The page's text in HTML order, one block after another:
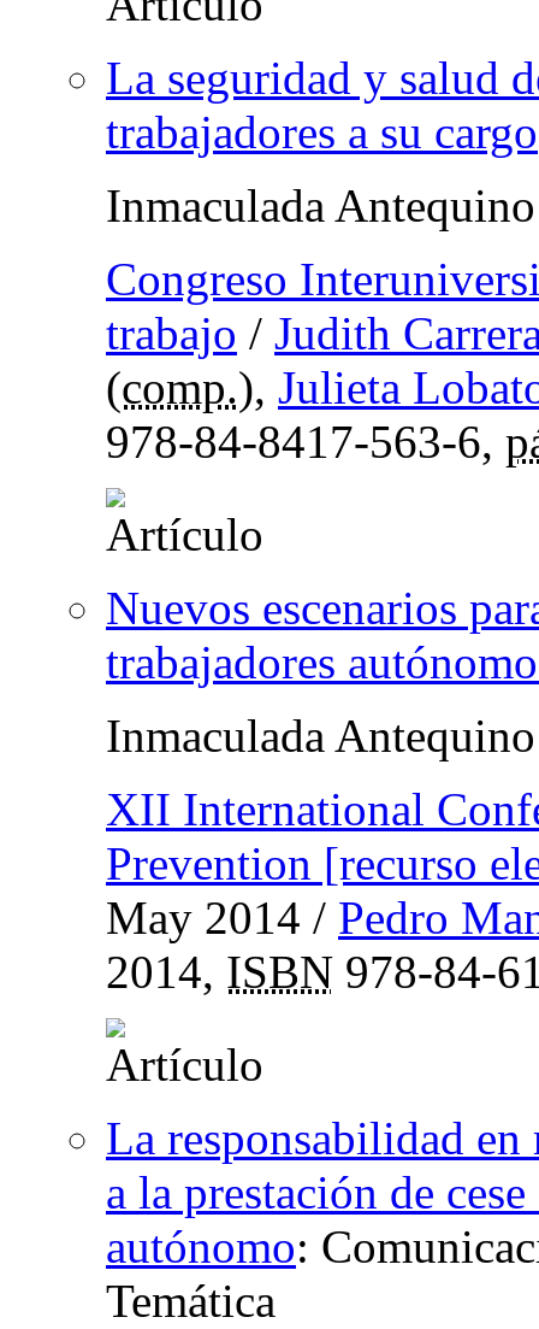
La seguridad y salud
trabajadores a su cargo
Inmaculada
Congreso
trabajo / Judith
(comp.), Julieta
978-84-8417-563-6,
Nuevos escenarios
trabajadores
Inmaculada
XII International
Prevention [recurso
May 2014 / Pedro
2014, ISBN 978-84-
La responsabilidad en
a la prestación de
autónomo:
Temática